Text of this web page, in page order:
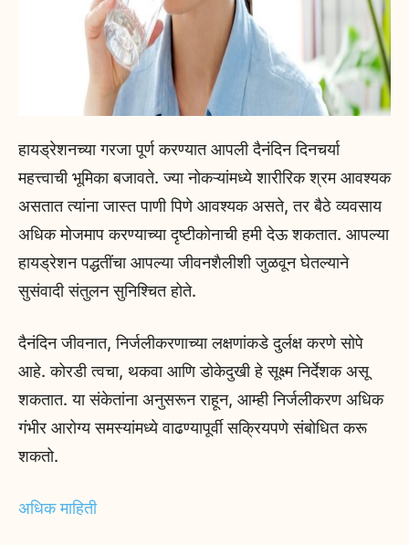
हायड्रेशनच्या गरजा पूर्ण करण्यात आपली दैनंदिन दिनचर्या
महत्त्वाची भूमिका बजावते. ज्या नोकऱ्यांमध्ये शारीरिक श्रम आवश्यक
असतात त्यांना जास्त पाणी पिणे आवश्यक असते, तर बैठे व्यवसाय
अधिक मोजमाप करण्याच्या दृष्टीकोनाची हमी देऊ शकतात. आपल्या
हायड्रेशन पद्धतींचा आपल्या जीवनशैलीशी जुळवून घेतल्याने
सुसंवादी संतुलन सुनिश्चित होते.
दैनंदिन जीवनात, निर्जलीकरणाच्या लक्षणांकडे दुर्लक्ष करणे सोपे
आहे. कोरडी त्वचा, थकवा आणि डोकेदुखी हे सूक्ष्म निर्देशक असू
शकतात. या संकेतांना अनुसरून राहून, आम्ही निर्जलीकरण अधिक
गंभीर आरोग्य समस्यांमध्ये वाढण्यापूर्वी सक्रियपणे संबोधित करू
शकतो.
अधिक माहिती